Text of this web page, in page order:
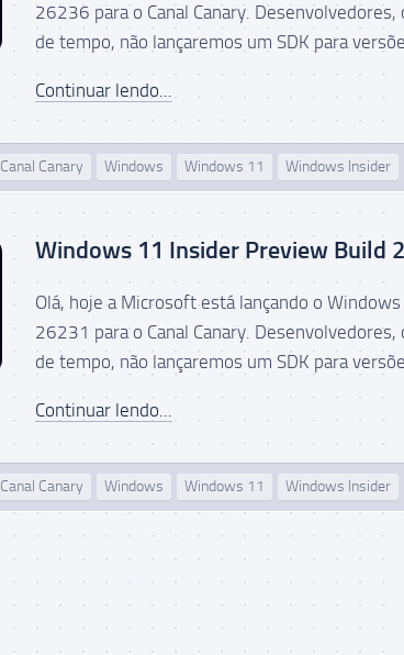
26236 para o Canal Canary.
de tempo, não lançaremos um SDK para
Continuar lendo...
Canal Canary Windows Windows 11 Windows Insider
Windows 11 Insider Preview Build
Olá, hoje a Microsoft está lançando o
26231 para o Canal Canary.
de tempo, não lançaremos um SDK para
Continuar lendo...
Canal Canary Windows Windows 11 Windows Insider